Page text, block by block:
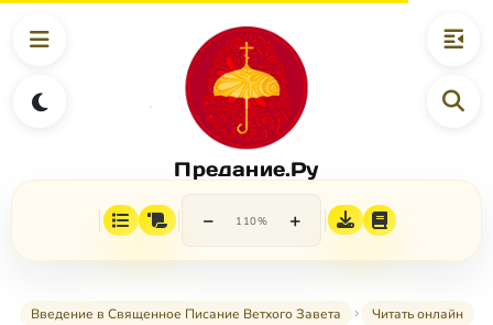
Предание.Ру
− 110% +
Введение в Священное Писание Ветхого Завета
Читать онлайн